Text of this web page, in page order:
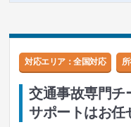
対応エリア：全国対応
交通事故専門チ
サポートはお任